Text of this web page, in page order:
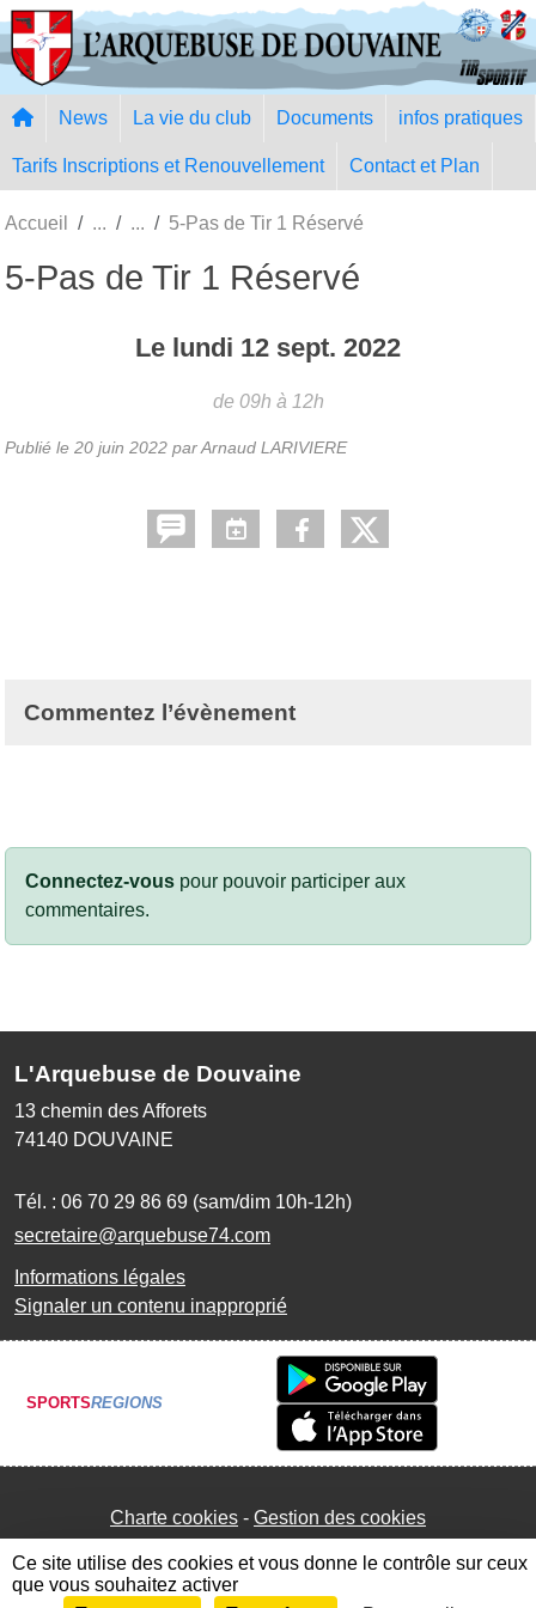
News La vie du club Documents infos pratiques
Tarifs Inscriptions et Renouvellement Contact et Plan
Accueil 5-Pas de Tir 1 Réservé
5-Pas de Tir 1 Réservé
Le lundi 12 sept. 2022
de 09h à 12h
Publié le 20 juin 2022 par Arnaud LARIVIERE
Commentez l’évènement
Connectez-vous pour pouvoir participer aux
commentaires.
L'Arquebuse de Douvaine
13 chemin des Afforets
74140 DOUVAINE
Tél. : 06 70 29 86 69 (sam/dim 10h-12h)
secretaire@arquebuse74.com
Informations légales
Signaler un contenu inapproprié
SPORTSREGIONS
Charte cookies Gestion des cookies
Panneau de gestion des cookies
Ce site utilise des cookies et vous donne le contrôle sur ceux
que vous souhaitez activer